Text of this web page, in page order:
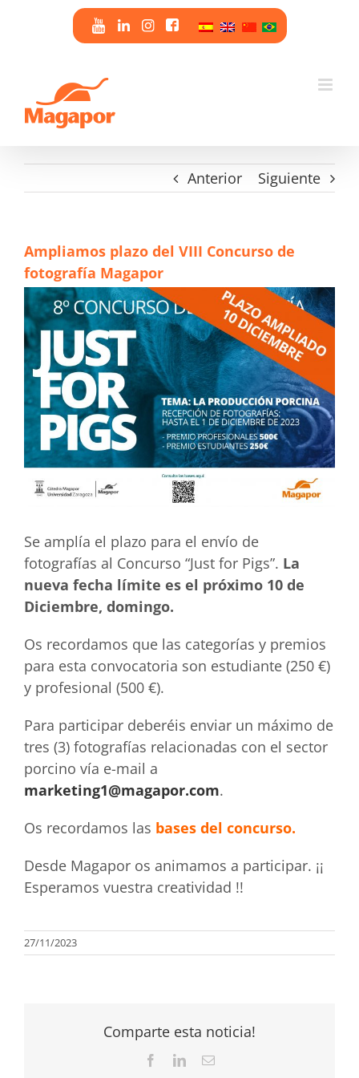
Anterior Siguiente
Ampliamos plazo del VIII Concurso de
fotografía Magapor
Se amplía el plazo para el envío de
fotografías al Concurso “Just for Pigs”. La
nueva fecha límite es el próximo 10 de
Diciembre, domingo.
Os recordamos que las categorías y premios
para esta convocatoria son estudiante (250 €)
y profesional (500 €).
Para participar deberéis enviar un máximo de
tres (3) fotografías relacionadas con el sector
porcino vía e-mail a
marketing1@magapor.com.
Os recordamos las bases del concurso.
Desde Magapor os animamos a participar. ¡¡
Esperamos vuestra creatividad !!
27/11/2023
Comparte esta noticia!
FacebookLinkedInCorreo